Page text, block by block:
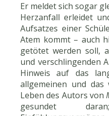
Er meldet sich sogar
Herzanfall erleidet
Aufsatzes einer
Atem kommt – auch
getötet werden soll,
und verschlingenden
Hinweis auf das
allgemeinen und das
Leben des Autors von
gesundet